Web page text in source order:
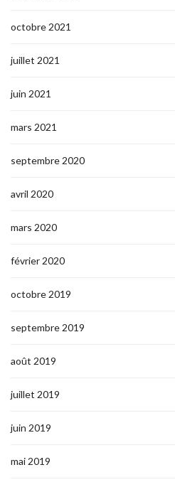
octobre 2021
juillet 2021
juin 2021
mars 2021
septembre 2020
avril 2020
mars 2020
février 2020
octobre 2019
septembre 2019
août 2019
juillet 2019
juin 2019
mai 2019